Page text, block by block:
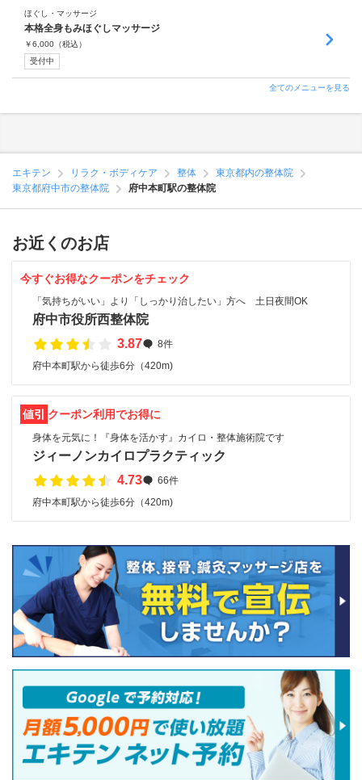
ほぐし・マッサージ
本格全身もみほぐしマッサージ
￥6,000 （税込）
受付中
全てのメニューを見る
エキテン リラク・ボディケア 整体
東京都内の整体院
東京都府中市の整体院
府中本町駅の整体院
お近くのお店
今すぐお得なクーポンをチェック
「気持ちがいい」より「しっかり治したい」方へ 土日夜間OK
府中市役所西整体院
3.87
8件
府中本町駅から徒歩6分（420m)
値引 クーポン利用でお得に
身体を元気に！『身体を活かす』カイロ・整体施術院です
ジィーノンカイロプラクティック
4.73
66件
府中本町駅から徒歩6分（420m)